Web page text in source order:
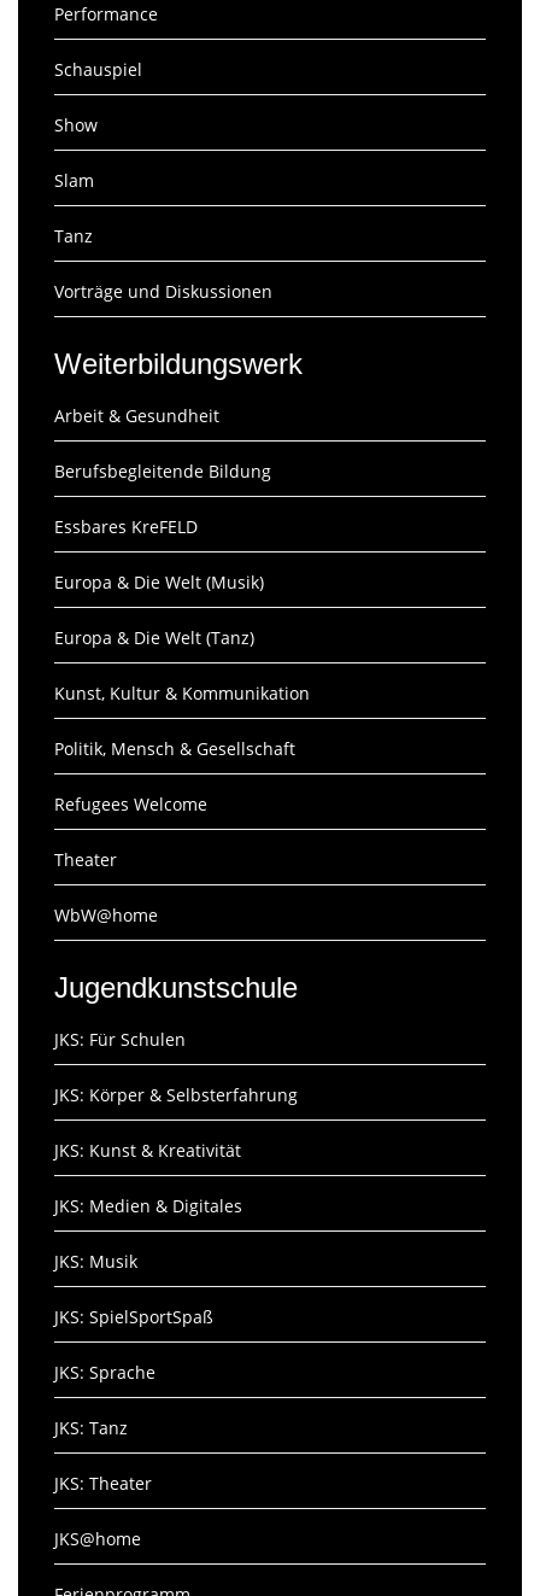
Performance
Schauspiel
Show
Slam
Tanz
Vorträge und Diskussionen
Weiterbildungswerk
Arbeit & Gesundheit
Berufsbegleitende Bildung
Essbares KreFELD
Europa & Die Welt (Musik)
Europa & Die Welt (Tanz)
Kunst, Kultur & Kommunikation
Politik, Mensch & Gesellschaft
Refugees Welcome
Theater
WbW@home
Jugendkunstschule
JKS: Für Schulen
JKS: Körper & Selbsterfahrung
JKS: Kunst & Kreativität
JKS: Medien & Digitales
JKS: Musik
JKS: SpielSportSpaß
JKS: Sprache
JKS: Tanz
JKS: Theater
JKS@home